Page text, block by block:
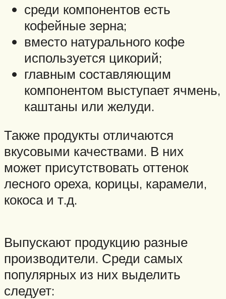
среди компонентов есть
кофейные зерна;
вместо натурального кофе
используется цикорий;
главным составляющим
компонентом выступает ячмень,
каштаны или желуди.
Также продукты отличаются
вкусовыми качествами. В них
может присутствовать оттенок
лесного ореха, корицы, карамели,
кокоса и т.д.
Выпускают продукцию разные
производители. Среди самых
популярных из них выделить
следует: